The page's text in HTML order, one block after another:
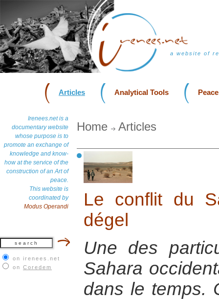
a website of
Articles Analytical Tools
Irenees.net is a
documentary website
whose purpose is to
promote an exchange of
knowledge and know-
how at the service of the
construction of an Art of
peace.
This website is
coordinated by
Modus Operandi
on irenees.net
on Coredem
Home Articles
Le conflit du
dégel
Une des
Sahara
dans le temps.